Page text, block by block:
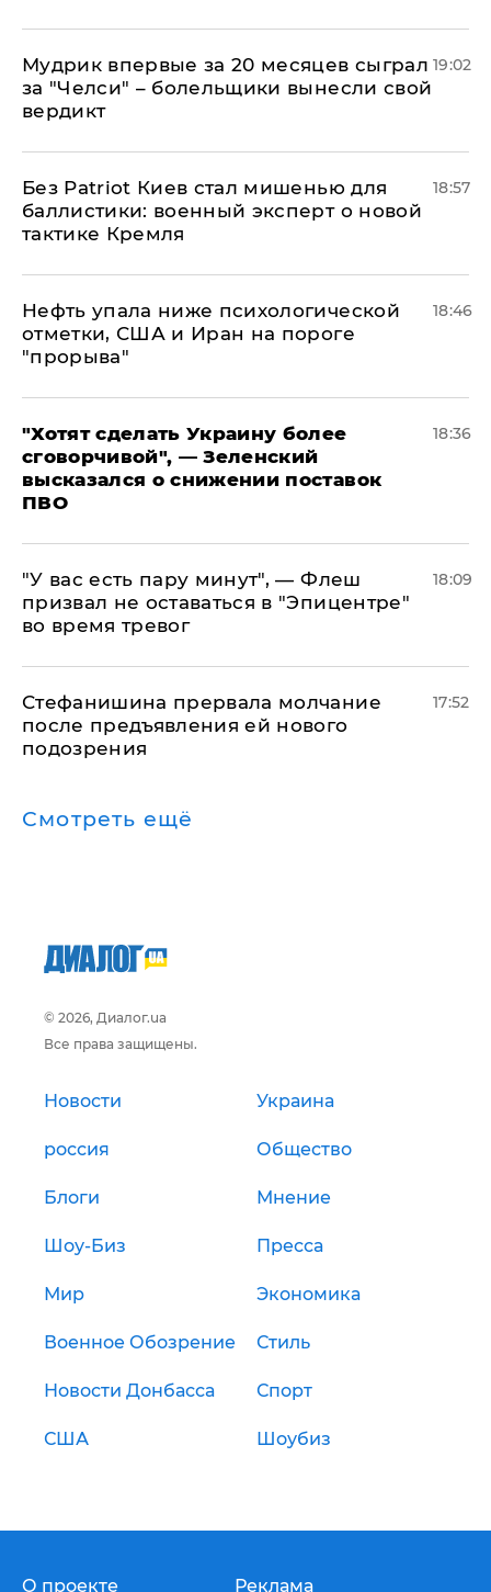
Мудрик впервые за 20 месяцев сыграл
за "Челси" – болельщики вынесли свой
вердикт
19:02
​Без Patriot Киев стал мишенью для
баллистики: военный эксперт о новой
тактике Кремля
18:57
Нефть упала ниже психологической
отметки, США и Иран на пороге
"прорыва"
18:46
​"Хотят сделать Украину более
сговорчивой", — Зеленский
высказался о снижении поставок
ПВО
18:36
​"У вас есть пару минут", — Флеш
призвал не оставаться в "Эпицентре"
во время тревог
18:09
Стефанишина прервала молчание
после предъявления ей нового
подозрения
17:52
Смотреть ещё
© 2026, Диалог.ua
Все права защищены.
Новости Украина
россия Общество
Блоги Мнение
Шоу-Биз Пресса
Мир Экономика
Военное Обозрение Стиль
Новости Донбасса Спорт
США Шоубиз
О проекте Реклама